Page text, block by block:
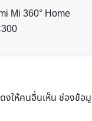
Mi 360° Home
งให้คนอื่นเห็น ช่องข้อ